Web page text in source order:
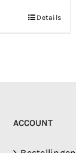
Details
ACCOUNT